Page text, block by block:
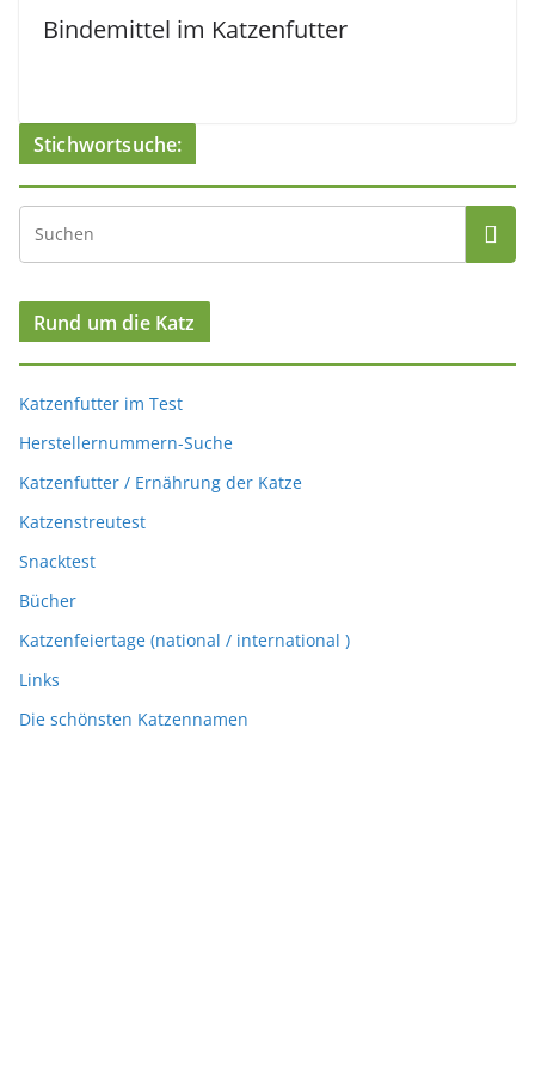
Bindemittel im Katzenfutter
Stichwortsuche:
Rund um die Katz
Katzenfutter im Test
Herstellernummern-Suche
Katzenfutter / Ernährung der Katze
Katzenstreutest
Snacktest
Bücher
Katzenfeiertage (national / international )
Links
Die schönsten Katzennamen